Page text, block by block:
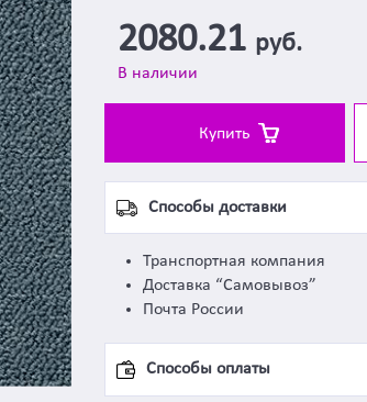
2080.21 руб.
В наличии
Купить
Способы доставки
Транспортная компания
Доставка “Самовывоз”
Почта России
Способы оплаты